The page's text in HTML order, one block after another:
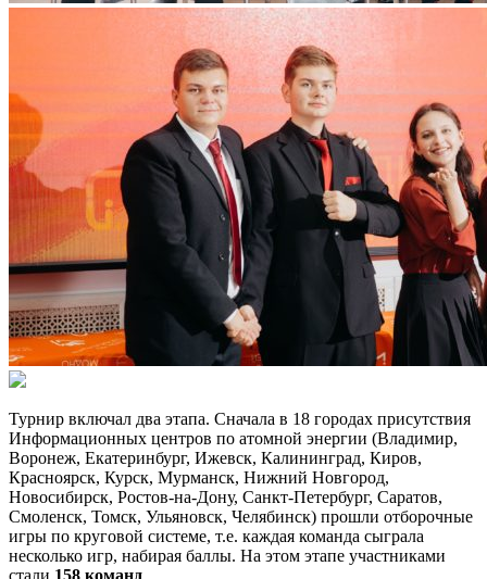
Турнир включал два этапа. Сначала в 18 городах присутствия
Информационных центров по атомной энергии (Владимир,
Воронеж, Екатеринбург, Ижевск, Калининград, Киров,
Красноярск, Курск, Мурманск, Нижний Новгород,
Новосибирск, Ростов-на-Дону, Санкт-Петербург, Саратов,
Смоленск, Томск, Ульяновск, Челябинск) прошли отборочные
игры по круговой системе, т.е. каждая команда сыграла
несколько игр, набирая баллы. На этом этапе участниками
стали 158 команд